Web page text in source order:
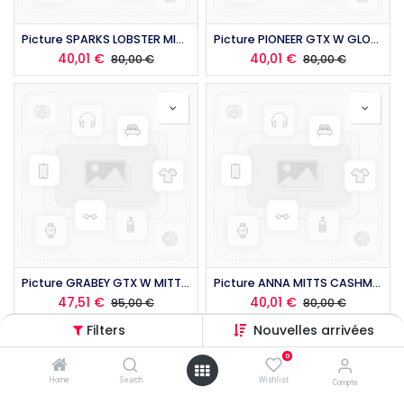
Filters Nouvelles arrivées
Home Search
0
Wishlist Compte
Picture SPARKS LOBSTER MITTS 2026
40,01 € 80,00€
Picture PIONEER GTX W GLOVES GREEN 2026
40,01 € 80,00€
Picture GRABEY GTX W MITTS 2026
47,51 € 95,00€
Picture ANNA MITTS CASHMERE 2026
40,01 € 80,00€